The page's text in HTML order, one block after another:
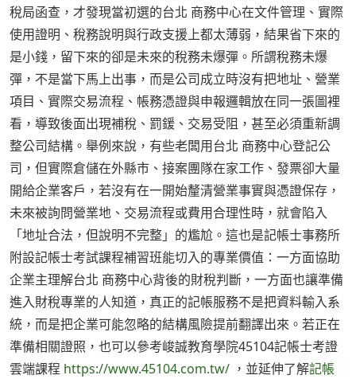
稅局函查，才發現當初選的台北 商務中心在文件管理、實際
使用證明、稅務說明與行政支援上都太薄弱，結果省下來的
是小錢，留下來的卻是未來的稅務未爆彈。所謂稅務未爆
彈，不是當下馬上出事，而是公司成立時沒有把地址、營業
項目、實際交易流程、帳務憑證與申報邏輯放在同一張圖裡
看，導致後面出現補稅、罰鍰、交易受阻，甚至必須重新調
整公司結構。舉例來說，有些老闆用台北 商務中心登記公
司，但實際倉儲在外縣市、接案團隊在家工作、發票卻大量
開給企業客戶，若沒有在一開始釐清營業事實與憑證保存，
未來被詢問營業地、交易流程或費用合理性時，就會陷入
「地址合法，但說明不完整」的尷尬。這也是記帳士事務所
附設記帳士考試課程補習班能切入的專業價值：一方面協助
企業主理解台北 商務中心背後的財稅判斷，一方面也讓準備
進入財稅專業的人知道，真正的記帳服務不是把資料輸入系
統，而是把企業可能忽略的結構風險提前翻譯出來。若正在
準備相關證照，也可以參考峻誠教育學院45104記帳士考證
雲端課程 https://www.45104.com.tw/ ，並延伸了解記帳